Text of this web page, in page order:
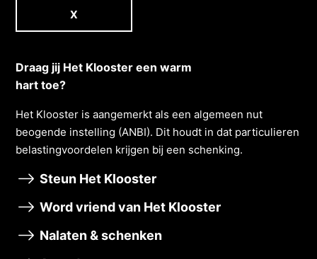
X
Draag jij Het Klooster een warm
hart toe?
Het Klooster is aangemerkt als een algemeen nut
beogende instelling (ANBI). Dit houdt in dat particulieren
belastingvoordelen krĳgen bĳ een schenking.
Steun Het Klooster
Word vriend van Het Klooster
Nalaten & schenken